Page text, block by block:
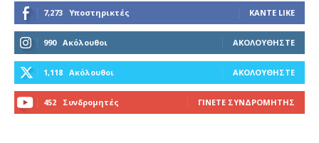
7,273 Υποστηρικτές ΚΆΝΤΕ LIKE
990 Ακόλουθοι ΑΚΟΛΟΥΘΉΣΤΕ
1,118 Ακόλουθοι ΑΚΟΛΟΥΘΉΣΤΕ
452 Συνδρομητές ΓΊΝΕΤΕ ΣΥΝΔΡΟΜΗΤΉΣ